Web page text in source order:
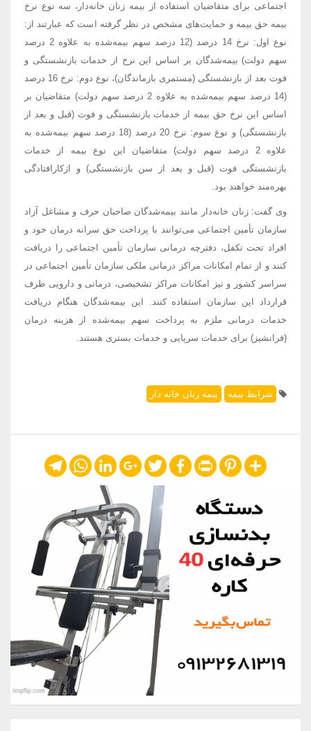
اجتماعی برای متقاضیان استفاده از بیمه زنان خانه‌دار، سه نوع نرخ
بیمه حق بیمه و حمایت‌های مشخص در نظر گرفته است که عبارتند از:
نوع اول: نرخ 14 درصد (12 درصد سهم بیمه‌شده به علاوه 2 درصد
سهم دولت) بیمه‌شدگان بر اساس این نرخ از خدمات بازنشستگی و
فوت بعد از بازنشستگی (مستمری بازماندگان)، نوع دوم: نرخ 16 درصد
(14 درصد سهم بیمه‌شده به علاوه 2 درصد سهم دولت) متقاضیان بر
اساس این نرخ حق بیمه از خدمات بازنشستگی و فوت (قبل و بعد از
بازنشستگی) و نوع سوم: نرخ 20 درصد (18 درصد سهم بیمه‌شده به
علاوه 2 درصد سهم دولت) متقاضیان این نوع بیمه از خدمات
بازنشستگی فوت (قبل و بعد از سن بازنشستگی) و ازکارافتادگی
بهره‌مند خواهند بود.
وی گفت: زنان خانه‌دار مانند بیمه‌شدگان صاحبان حرف و مشاغل آزاد
سازمان تأمین اجتماعی می‌توانند با پرداخت حق سرانه درمان خود و
افراد تحت تکفل، دفترچه درمانی سازمان تأمین اجتماعی را دریافت
کنند و از تمام امکانات مراکز درمانی ملکی سازمان تأمین اجتماعی در
سراسر کشور و نیز امکانات مراکز تشخیصی، درمانی و دارویی طرف
قرارداد این سازمان استفاده کنند. این بیمه‌شدگان هنگام دریافت
خدمات درمانی ملزم به پرداخت سهم بیمه‌شده از هزینه درمان
(فرانشیز) برای خدمات سرپایی و خدمات بستری هستند.
شرایط بیمه بیمه زنان خانه دار
Share
Pinterest
Print
Facebook
Twitter
Google+
LinkedIn
WhatsApp
Telegram